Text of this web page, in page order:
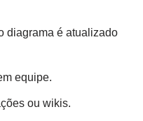
diagrama é atualizado
equipe.
ou wikis.